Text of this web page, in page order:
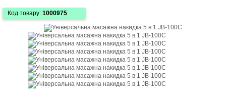
Код товару: 1000975